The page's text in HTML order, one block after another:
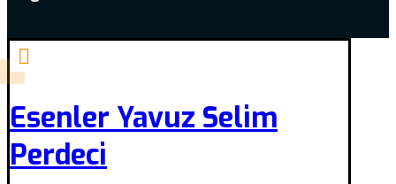
Esenler Yavuz Selim
Perdeci